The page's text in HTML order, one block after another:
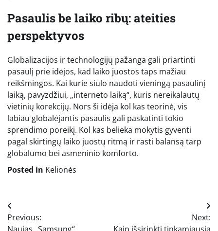
Pasaulis be laiko ribų: ateities
perspektyvos
Globalizacijos ir technologijų pažanga gali priartinti
pasaulį prie idėjos, kad laiko juostos taps mažiau
reikšmingos. Kai kurie siūlo naudoti vieningą pasaulinį
laiką, pavyzdžiui, „interneto laiką“, kuris nereikalautų
vietinių korekcijų. Nors ši idėja kol kas teorinė, vis
labiau globalėjantis pasaulis gali paskatinti tokio
sprendimo poreikį. Kol kas belieka mokytis gyventi
pagal skirtingų laiko juostų ritmą ir rasti balansą tarp
globalumo bei asmeninio komforto.
Posted in Kelionės
Navigacija
tarp
Previous:
Next: